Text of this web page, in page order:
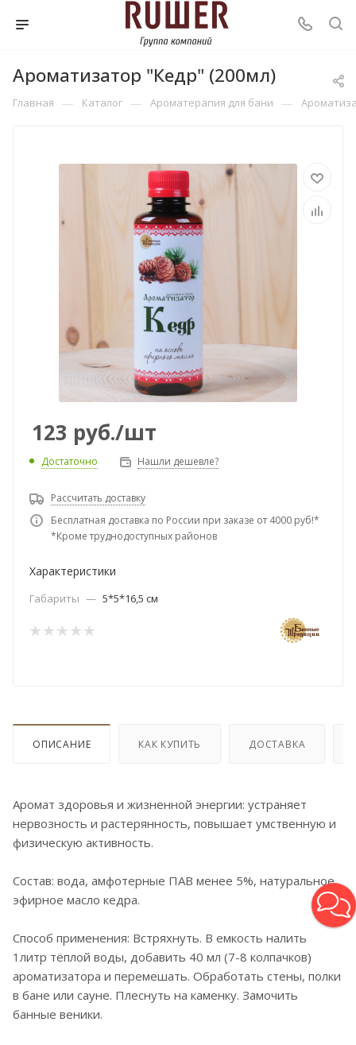
Ароматизатор "Кедр" (200мл)
Главная — Каталог — Ароматерапия для бани —
123 руб./шт
Достаточно Нашли дешевле?
Рассчитать доставку
Бесплатная доставка по России при заказе от 4000 руб!*
*Кроме труднодоступных районов
Характеристики
Габариты — 5*5*16,5 см
ОПИСАНИЕ КАК КУПИТЬ ДОСТАВКА
Аромат здоровья и жизненной энергии: устраняет
нервозность и растерянность, повышает умственную и
физическую активность.
Состав: вода, амфотерные ПАВ менее 5%, натуральное
эфирное масло кедра.
Способ применения: Встряхнуть. В емкость налить
1литр тёплой воды, добавить 40 мл (7-8 колпачков)
ароматизатора и перемешать. Обработать стены, полки
в бане или сауне. Плеснуть на каменку. Замочить
банные веники.